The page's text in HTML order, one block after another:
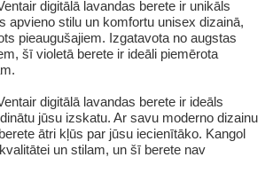
digitālā lavandas berete ir unikāls
apvieno stilu un komfortu unisex dizainā,
pieaugušajiem. Izgatavota no augstas
šī violetā berete ir ideāli piemērota
digitālā lavandas berete ir ideāls
jūsu izskatu. Ar savu moderno dizainu
ātri kļūs par jūsu iecienītāko. Kangol
un stilam, un šī berete nav